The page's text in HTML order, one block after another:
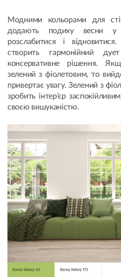
Модними кольорами для
додають подиху весни у
розслабитися і
створить гармонійний
консервативне рішення.
зелений з фіолетовим, то
привертає увагу. Зелений з
зробить інтер’єр
своєю вишуканістю.